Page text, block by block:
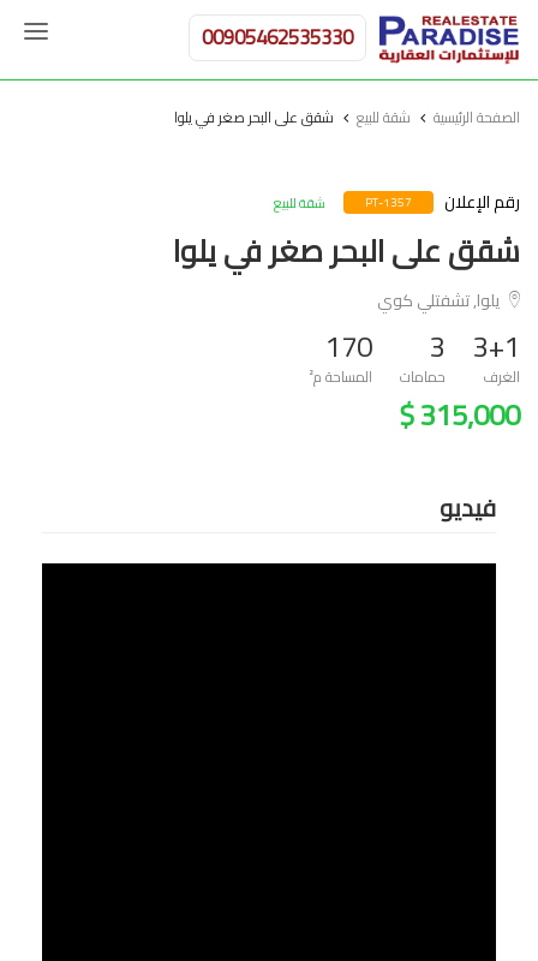
00905462535330
الصفحة الرئيسية شقة للبيع شقق على البحر صغر في يلوا
رقم الإعلان PT-1357 شقة للبيع
شقق على البحر صغر في يلوا
يلوا, تشفتلي كوي
3+1
الغرف
3
حمامات
170
المساحة م²
315,000 $
فيديو